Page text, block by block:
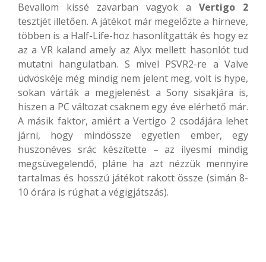
Bevallom kissé zavarban vagyok a Vertigo 2
tesztjét illetően. A játékot már megelőzte a hírneve,
többen is a Half-Life-hoz hasonlítgatták és hogy ez
az a VR kaland amely az Alyx mellett hasonlót tud
mutatni hangulatban. S mivel PSVR2-re a Valve
üdvöskéje még mindig nem jelent meg, volt is hype,
sokan várták a megjelenést a Sony sisakjára is,
hiszen a PC változat csaknem egy éve elérhető már.
A másik faktor, amiért a Vertigo 2 csodájára lehet
járni, hogy mindössze egyetlen ember, egy
huszonéves srác készítette – az ilyesmi mindig
megsüvegelendő, pláne ha azt nézzük mennyire
tartalmas és hosszú játékot rakott össze (simán 8-
10 órára is rúghat a végigjátszás).